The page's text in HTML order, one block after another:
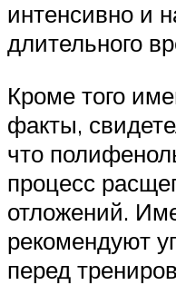
интенсивно и
длительного
Кроме того
факты,
что
процесс
отложений.
рекомендуют
перед